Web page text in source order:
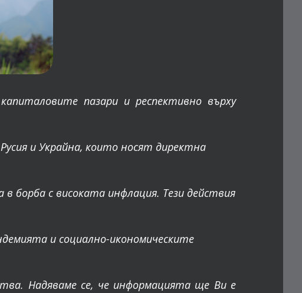
пазарии респективно върху
и Украйна, които носят директна
с високата инфлация. Тези действия
и социално-икономическите
Надяваме се, че информацията ще Ви е